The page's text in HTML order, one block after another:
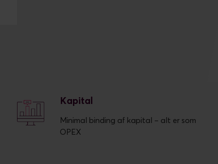
Kapital
Minimal binding af kapital – alt er som
OPEX